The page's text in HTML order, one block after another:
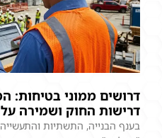
דרושים ממוני בטיחות:
דרישות החוק ושמירה
בענף הבנייה, התשתיות